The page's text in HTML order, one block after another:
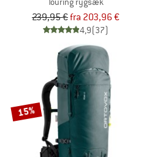
239,95 €fra 203,96 €
4,9(37)
15%